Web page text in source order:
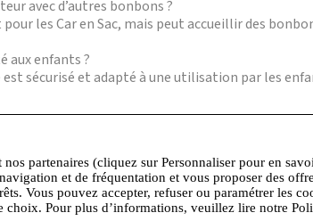
avec d’autres bonbons ?
les Car en Sac, mais peut accueillir des
aux enfants ?
sécurisé et adapté à une utilisation par les
une utilisation prolongée.
Car en Sac ?
seul, mais il est recommandé de compléter
nos partenaires (cliquez sur Personnaliser pour en
et de fréquentation et vous proposer des
Vous pouvez accepter, refuser ou paramétrer les
choix. Pour plus d’informations, veuillez lire notre